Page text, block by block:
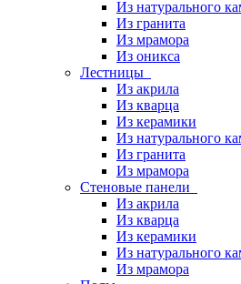
Из натурального
Из гранита
Из мрамора
Из оникса
Лестницы
Из акрила
Из кварца
Из керамики
Из натурального
Из гранита
Из мрамора
Стеновые панели
Из акрила
Из кварца
Из керамики
Из натурального
Из мрамора